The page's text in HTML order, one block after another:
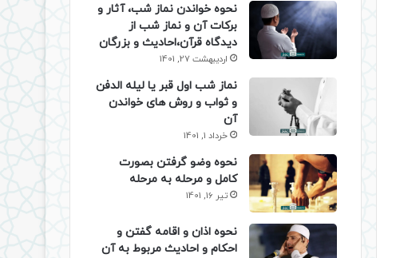
نحوه خواندن نماز شب، آثار و
برکات آن و نماز شب از
دیدگاه قرآن،احادیث و بزرگان
اردیبهشت 27, 1401
نماز شب اول قبر یا لیله الدفن
و ثواب و روش های خواندن
آن
خرداد 1, 1401
نحوه وضو گرفتن بصورت
کامل و مرحله به مرحله
تیر 16, 1401
نحوه اذان و اقامه گفتن و
احکام و احادیث مربوط به آن